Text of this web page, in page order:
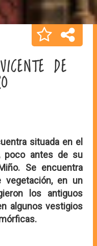
DE
situada en el
poco antes de su
Se encuentra
vegetación, en un
los antiguos
algunos vestigios